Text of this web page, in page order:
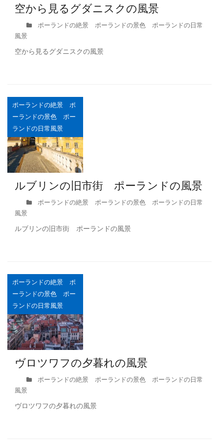
空から見るグダニスクの風景
ポーランドの絶景 ポーランドの景色 ポーランドの日常
風景
空から見るグダニスクの風景
ポーランドの絶景 ポ
ーランドの景色 ポー
ランドの日常風景
ルブリンの旧市街 ポーランドの風景
ポーランドの絶景 ポーランドの景色 ポーランドの日常
風景
ルブリンの旧市街 ポーランドの風景
ポーランドの絶景 ポ
ーランドの景色 ポー
ランドの日常風景
ヴロツワフの夕暮れの風景
ポーランドの絶景 ポーランドの景色 ポーランドの日常
風景
ヴロツワフの夕暮れの風景